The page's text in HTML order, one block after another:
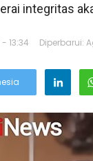
integritas
13:34 Diperbarui: